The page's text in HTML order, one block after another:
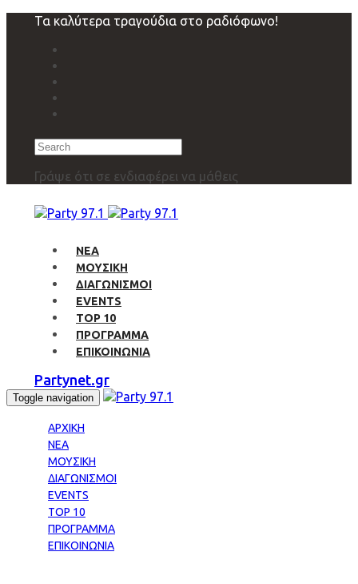
navigation
Τα καλύτερα τραγούδια στο ραδιόφωνο!
Search
Γράψε ότι σε ενδιαφέρει να μάθεις
ΝΕΑ
ΜΟΥΣΙΚΗ
ΔΙΑΓΩΝΙΣΜΟΙ
EVENTS
TOP 10
ΠΡΟΓΡΑΜΜΑ
ΕΠΙΚΟΙΝΩΝΙΑ
Partynet.gr
Toggle navigation
ΑΡΧΙΚΗ
ΝΕΑ
ΜΟΥΣΙΚΗ
ΔΙΑΓΩΝΙΣΜΟΙ
EVENTS
TOP 10
ΠΡΟΓΡΑΜΜΑ
ΕΠΙΚΟΙΝΩΝΙΑ